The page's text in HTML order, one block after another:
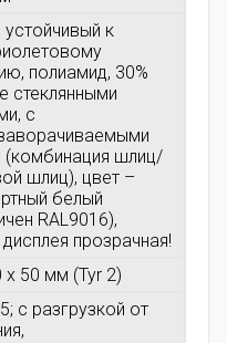
устойчивый к
полиамид, 30%
стеклянными
с
(комбинация шлиц/
шлиц), цвет –
белый
RAL9016),
прозрачная!
x 50 мм (Tyr 2)
с разгрузкой от